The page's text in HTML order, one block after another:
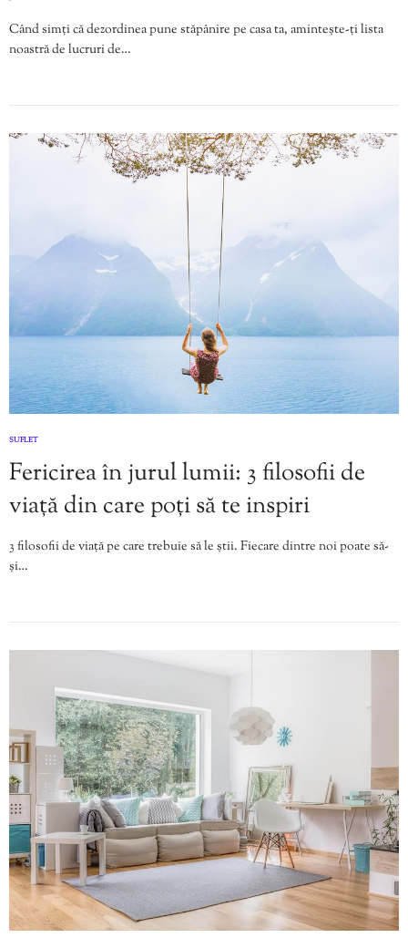
Când simți că dezordinea pune stăpânire pe casa ta, amintește-ți lista
noastră de lucruri de…
SUFLET
Fericirea în jurul lumii: 3 filosofii de
viață din care poți să te inspiri
3 filosofii de viață pe care trebuie să le știi. Fiecare dintre noi poate să-
și…